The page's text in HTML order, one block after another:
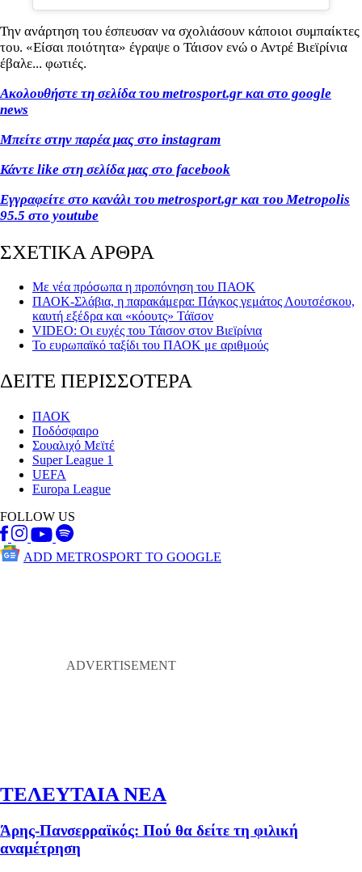
Την ανάρτηση του έσπευσαν να σχολιάσουν κάποιοι συμπαίκτες
του. «Είσαι ποιότητα» έγραψε ο Τάισον ενώ ο Αντρέ Βιεϊρίνια
έβαλε... φωτιές.
Ακολουθήστε τη σελίδα του metrosport.gr και στο google
news
Μπείτε στην παρέα μας στο instagram
Κάντε like στη σελίδα μας στο facebook
Εγγραφείτε στο κανάλι του metrosport.gr και του Metropolis
95.5 στο youtube
ΣΧΕΤΙΚΑ ΑΡΘΡΑ
Με νέα πρόσωπα η προπόνηση του ΠΑΟΚ
ΠΑΟΚ-Σλάβια, η παρακάμερα: Πάγκος γεμάτος Λουτσέσκου,
καυτή εξέδρα και «κόουτς» Τάϊσον
VIDEO: Οι ευχές του Τάισον στον Βιεϊρίνια
Το ευρωπαϊκό ταξίδι του ΠΑΟΚ με αριθμούς
ΔΕΙΤΕ ΠΕΡΙΣΣΟΤΕΡΑ
ΠΑΟΚ
Ποδόσφαιρο
Σουαλιχό Μεϊτέ
Super League 1
UEFA
Europa League
FOLLOW US
ADD METROSPORT TO GOOGLE
ΤΕΛΕΥΤΑΙΑ ΝΕΑ
Άρης-Πανσερραϊκός: Πού θα δείτε τη φιλική
αναμέτρηση